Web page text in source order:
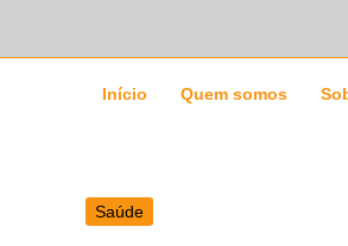
Início Quem somos
Saúde